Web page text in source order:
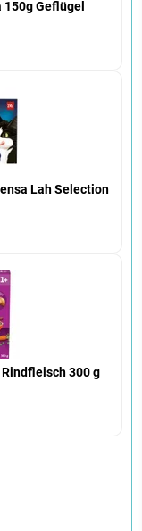
Geflügel
Lah Selection
300 g